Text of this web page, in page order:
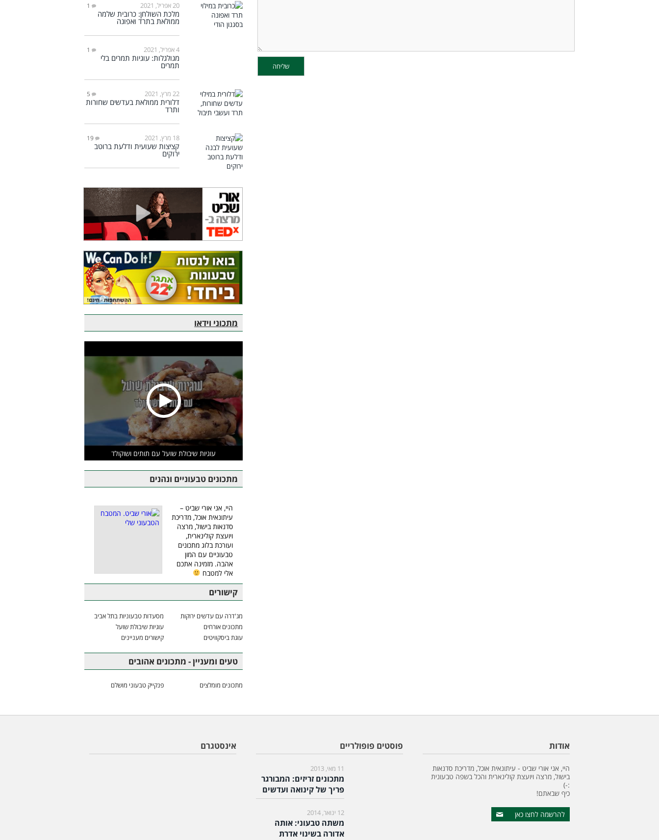
20 אפריל, 2021 1
מלכת השולחן: כרובית שלמה
ממולאת בתרד ואפונה
4 אפריל, 2021 1
מגולגלות: עוגיות תמרים בלי
תמרים
22 מרץ, 2021 5
דלורית ממולאת בעדשים שחורות
ותרד
18 מרץ, 2021 19
קציצות שעועית ודלעת ברוטב
ירוקים
מתכוני וידאו
עוגיות שיבולת שועל עם תותים ושוקולד
מתכונים טבעוניים ונהנים
היי, אני אורי שביט –
עיתונאית אוכל, מדריכת
סדנאות בישול, מרצה
ויועצת קולינארית,
ועורכת בלוג מתכונים
טבעוניים עם המון
אהבה. מזמינה אתכם
אלי למטבח
קישורים
מג'דרה עם עדשים ירוקות
מסעדות טבעוניות בתל אביב
מתכונים אורחים
עוגיות שיבולת שועל
עוגת ביסקוויטים
קישורים מעניינים
טעים ומעניין - מתכונים אהובים
מתכונים מומלצים פנקייק טבעוני מושלם
אודות
היי, אני אורי שביט - עיתונאית אוכל, מדריכת סדנאות
בישול, מרצה ויועצת קולינארית והכל בשפה טבעונית
:-)
כיף שבאתם!
להרשמה לחצו כאן
פוסטים פופולריים
11 מאי, 2013
מתכונים זריזים: המבורגר
פריך של קינואה ועדשים
12 ינואר, 2014
משתה טבעוני: אותה
אדורה בשינוי אדרת
אינסטגרם